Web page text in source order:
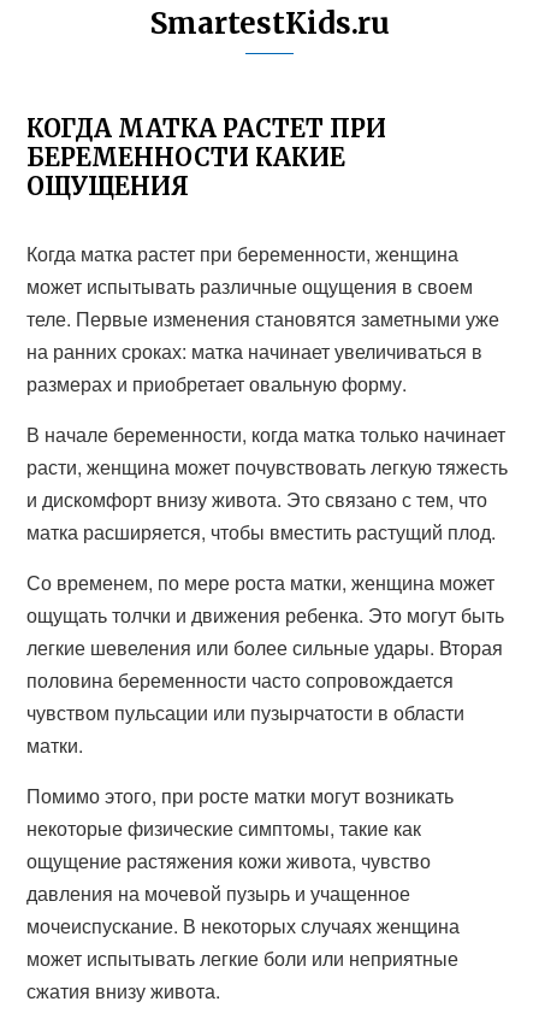
SmartestKids.ru
КОГДА МАТКА РАСТЕТ ПРИ
БЕРЕМЕННОСТИ КАКИЕ
ОЩУЩЕНИЯ
Когда матка растет при беременности, женщина
может испытывать различные ощущения в своем
теле. Первые изменения становятся заметными уже
на ранних сроках: матка начинает увеличиваться в
размерах и приобретает овальную форму.
В начале беременности, когда матка только начинает
расти, женщина может почувствовать легкую тяжесть
и дискомфорт внизу живота. Это связано с тем, что
матка расширяется, чтобы вместить растущий плод.
Со временем, по мере роста матки, женщина может
ощущать толчки и движения ребенка. Это могут быть
легкие шевеления или более сильные удары. Вторая
половина беременности часто сопровождается
чувством пульсации или пузырчатости в области
матки.
Помимо этого, при росте матки могут возникать
некоторые физические симптомы, такие как
ощущение растяжения кожи живота, чувство
давления на мочевой пузырь и учащенное
мочеиспускание. В некоторых случаях женщина
может испытывать легкие боли или неприятные
сжатия внизу живота.